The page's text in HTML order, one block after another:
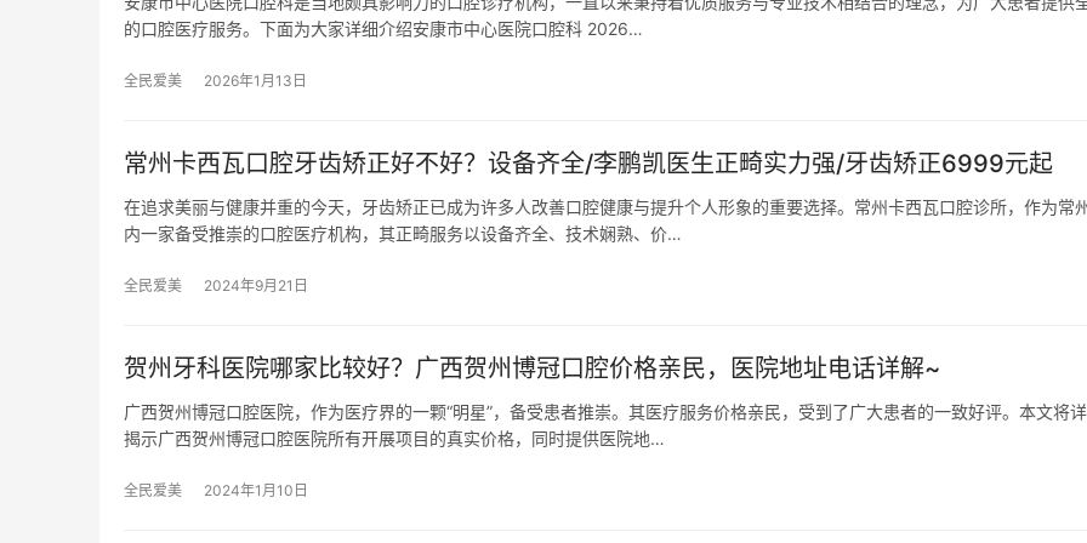
的口腔医疗服务。下面为大家详细介绍安康市中心医院口腔科 2026…
全民爱美 2026年1月13日
常州卡西瓦口腔牙齿矫正好不好？设备齐全/李鹏凯医生正畸实力强/牙齿矫正6999元起
在追求美丽与健康并重的今天，牙齿矫正已成为许多人改善口腔健康与提升个人形象的重要选择。常州卡西瓦口腔诊所，作为常
内一家备受推崇的口腔医疗机构，其正畸服务以设备齐全、技术娴熟、价…
全民爱美 2024年9月21日
贺州牙科医院哪家比较好？广西贺州博冠口腔价格亲民，医院地址电话详解~
广西贺州博冠口腔医院，作为医疗界的一颗“明星”，备受患者推崇。其医疗服务价格亲民，受到了广大患者的一致好评。本文将
揭示广西贺州博冠口腔医院所有开展项目的真实价格，同时提供医院地…
全民爱美 2024年1月10日